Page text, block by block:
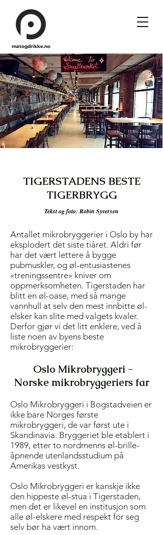
matogdrikke.no
TIGERSTADENS BESTE
TIGERBRYGG
Tekst og foto: Robin Syversen
Antallet mikrobryggerier i Oslo by har
eksplodert det siste tiåret. Aldri før
har det vært lettere å bygge
pubmuskler, og øl-entusiastenes
«treningssentre» kniver om
oppmerksomheten. Tigerstaden har
blitt en øl-oase, med så mange
vannhull at selv den mest innbitte øl-
elsker kan slite med valgets kvaler.
Derfor gjør vi det litt enklere, ved å
liste noen av byens beste
mikrobryggerier:
Oslo Mikrobryggeri -
Norske mikrobryggeriers far
Oslo Mikrobryggeri i Bogstadveien er
ikke bare Norges første
mikrobryggeri, de var først ute i
Skandinavia. Bryggeriet ble etablert i
1989, etter to nordmenns øl-brille-
åpnende utenlandsstudium på
Amerikas vestkyst.
Oslo Mikrobryggeri er kanskje ikke
den hippeste øl-stua i Tigerstaden,
men det er likevel en institusjon som
alle øl-elskere med respekt for seg
selv bør ha vært innom.